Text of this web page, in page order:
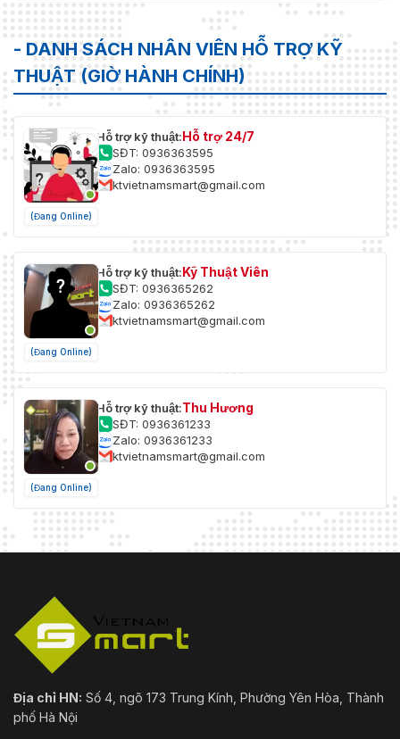
- DANH SÁCH NHÂN VIÊN HỖ TRỢ KỸ
THUẬT (GIỜ HÀNH CHÍNH)
(Đang Online)
Hỗ trợ kỹ thuật:Hỗ trợ 24/7
SĐT: 0936363595
Zalo: 0936363595
ktvietnamsmart@gmail.com
(Đang Online)
Hỗ trợ kỹ thuật:Kỹ Thuật Viên
SĐT: 0936365262
Zalo: 0936365262
ktvietnamsmart@gmail.com
(Đang Online)
Hỗ trợ kỹ thuật:Thu Hương
SĐT: 0936361233
Zalo: 0936361233
ktvietnamsmart@gmail.com
Địa chỉ HN: Số 4, ngõ 173 Trung Kính, Phường Yên Hòa, Thành
phố Hà Nội